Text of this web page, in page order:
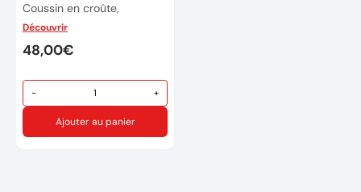
Coussin en croûte,
excellent pour les travaux
particulièrement lourds ou
dans lesquels il faut
Marque: TRAFIMET
Rèf: F12095
Découvrir
48,00€
- +
Ajouter au panier